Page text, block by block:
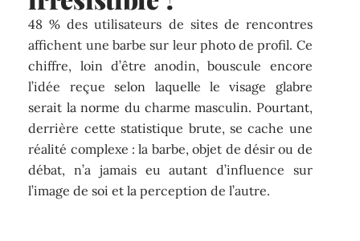
48 % des utilisateurs de sites de rencontres
affichent une barbe sur leur photo de profil. Ce
chiffre, loin d’être anodin, bouscule encore
l’idée reçue selon laquelle le visage glabre
serait la norme du charme masculin. Pourtant,
derrière cette statistique brute, se cache une
réalité complexe : la barbe, objet de désir ou de
débat, n’a jamais eu autant d’influence sur
l’image de soi et la perception de l’autre.